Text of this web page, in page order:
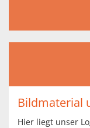
Bildmaterial
Hier liegt unser